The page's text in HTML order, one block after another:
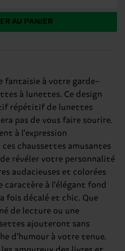
AU PANIER
fantaisie à votre garde-
à lunettes. Ce design
répétitif de lunettes
pas de vous faire sourire.
à l'expression
chaussettes amusantes
révéler votre personnalité
audacieuses et colorées
caractère à l'élégant fond
fois décalé et chic. Que
de lecture ou une
ajouteront sans
d'humour à votre tenue.